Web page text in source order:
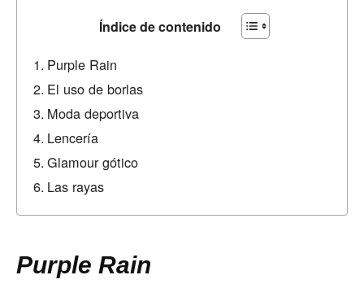
Índice de contenido
Purple Rain
El uso de borlas
Moda deportiva
Lencería
Glamour gótico
Las rayas
Purple Rain